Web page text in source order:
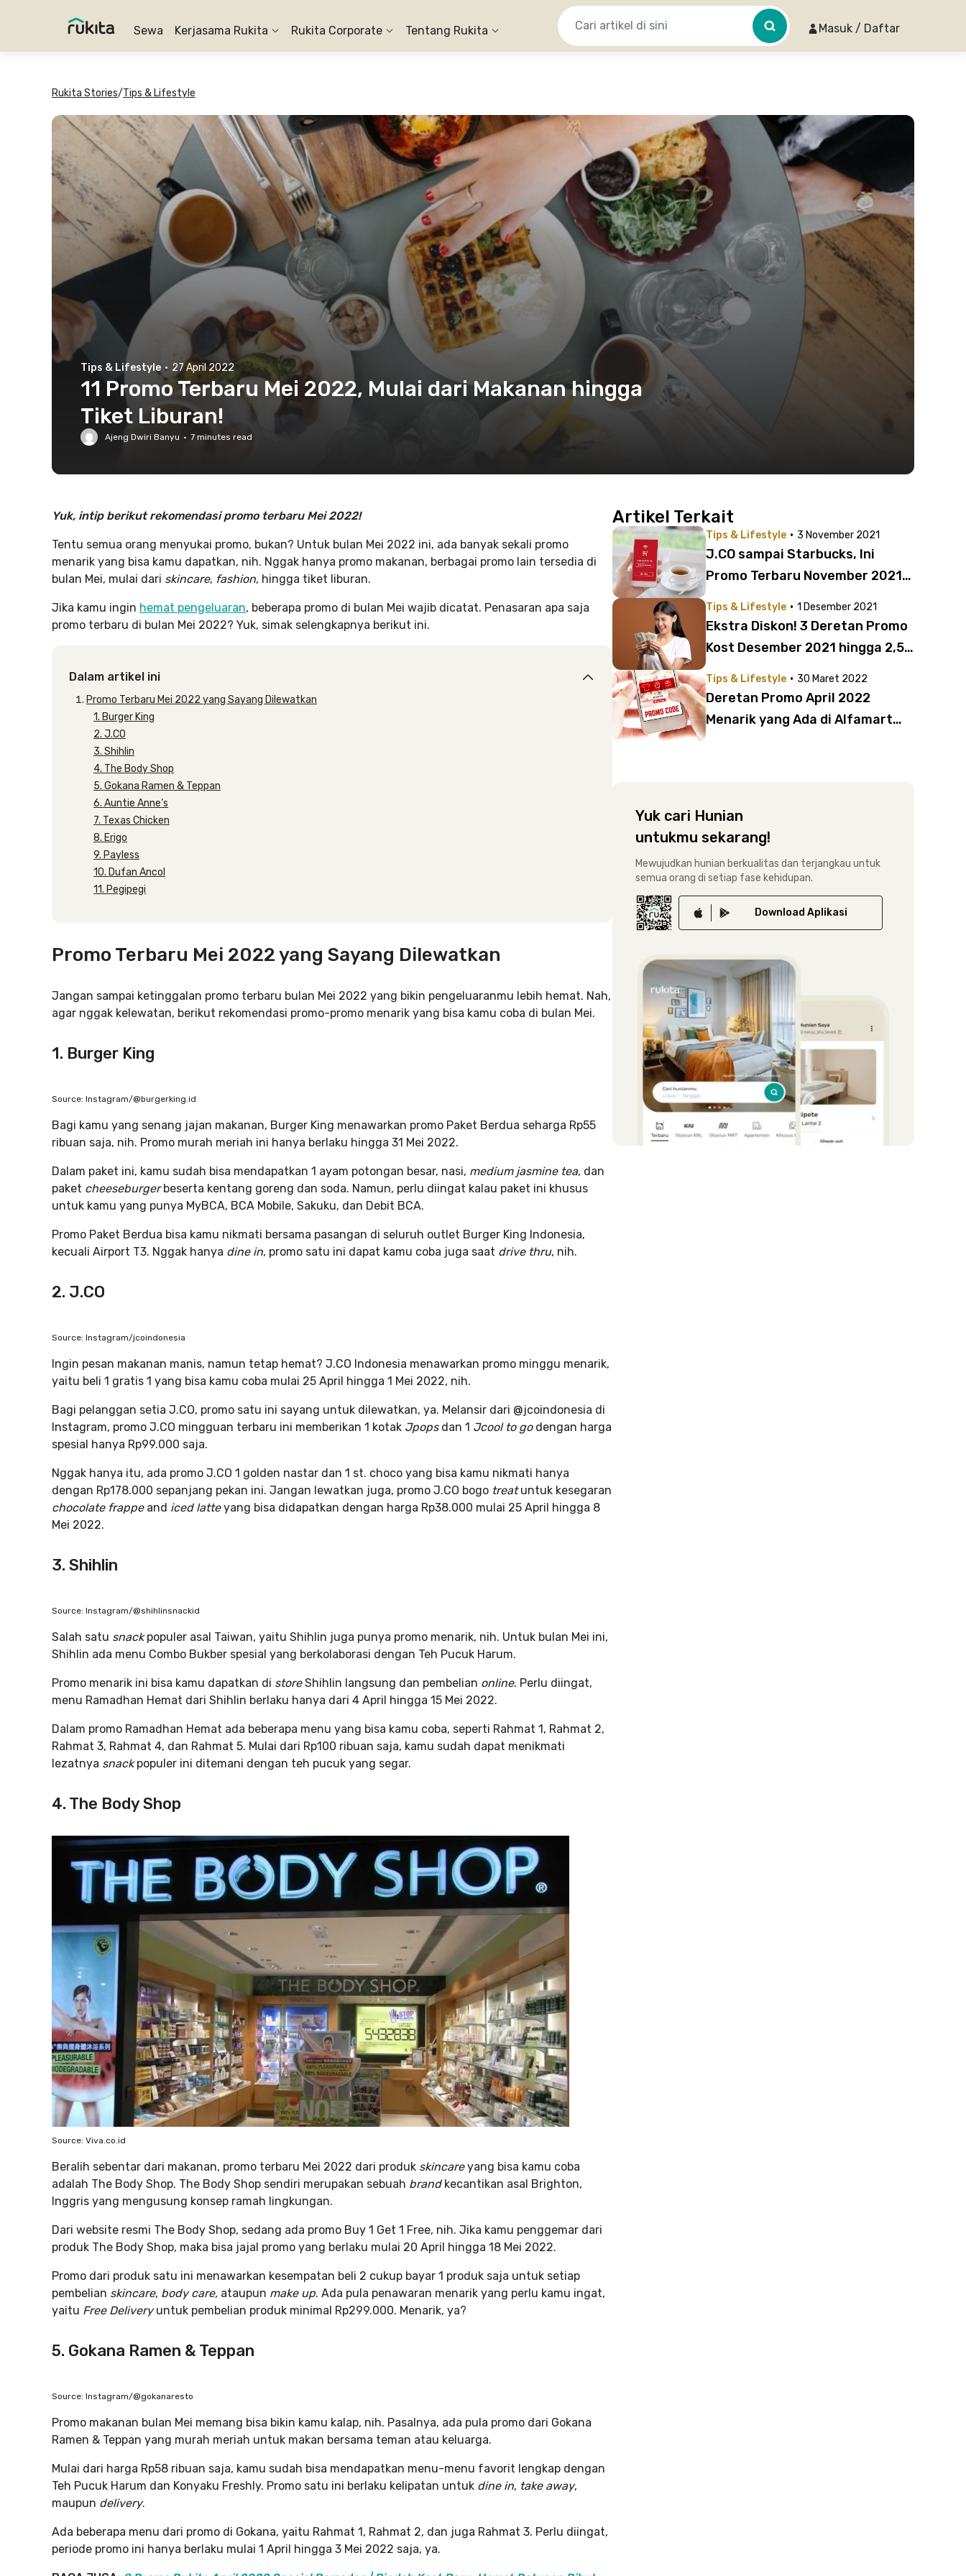
Sewa Kerjasama Rukita Rukita Corporate Tentang Rukita Masuk / Daftar
Rukita Stories/Tips & Lifestyle
Tips & Lifestyle · 27 April 2022
11 Promo Terbaru Mei 2022, Mulai dari Makanan hingga
Tiket Liburan!
Ajeng Dwiri Banyu · 7 minutes read
Yuk, intip berikut rekomendasi promo terbaru Mei 2022!
Tentu semua orang menyukai promo, bukan? Untuk bulan Mei 2022 ini, ada banyak sekali promo
menarik yang bisa kamu dapatkan, nih. Nggak hanya promo makanan, berbagai promo lain tersedia di
bulan Mei, mulai dari skincare, fashion, hingga tiket liburan.
Jika kamu ingin hemat pengeluaran, beberapa promo di bulan Mei wajib dicatat. Penasaran apa saja
promo terbaru di bulan Mei 2022? Yuk, simak selengkapnya berikut ini.
Dalam artikel ini
Promo Terbaru Mei 2022 yang Sayang Dilewatkan
1. Burger King
2. J.CO
3. Shihlin
4. The Body Shop
5. Gokana Ramen & Teppan
6. Auntie Anne’s
7. Texas Chicken
8. Erigo
9. Payless
10. Dufan Ancol
11. Pegipegi
Promo Terbaru Mei 2022 yang Sayang Dilewatkan
Jangan sampai ketinggalan promo terbaru bulan Mei 2022 yang bikin pengeluaranmu lebih hemat. Nah,
agar nggak kelewatan, berikut rekomendasi promo-promo menarik yang bisa kamu coba di bulan Mei.
1. Burger King
Source: Instagram/@burgerking.id
Bagi kamu yang senang jajan makanan, Burger King menawarkan promo Paket Berdua seharga Rp55
ribuan saja, nih. Promo murah meriah ini hanya berlaku hingga 31 Mei 2022.
Dalam paket ini, kamu sudah bisa mendapatkan 1 ayam potongan besar, nasi, medium jasmine tea, dan
paket cheeseburgerbeserta kentang goreng dan soda. Namun, perlu diingat kalau paket ini khusus
untuk kamu yang punya MyBCA, BCA Mobile, Sakuku, dan Debit BCA.
Promo Paket Berdua bisa kamu nikmati bersama pasangan di seluruh outlet Burger King Indonesia,
kecuali Airport T3. Nggak hanya dine in, promo satu ini dapat kamu coba juga saat drive thru, nih.
2. J.CO
Source: Instagram/jcoindonesia
Ingin pesan makanan manis, namun tetap hemat? J.CO Indonesia menawarkan promo minggu menarik,
yaitu beli 1 gratis 1 yang bisa kamu coba mulai 25 April hingga 1 Mei 2022, nih.
Bagi pelanggan setia J.CO, promo satu ini sayang untuk dilewatkan, ya. Melansir dari @jcoindonesia di
Instagram, promo J.CO mingguan terbaru ini memberikan 1 kotak Jpops dan 1 Jcool to godengan harga
spesial hanya Rp99.000 saja.
Nggak hanya itu, ada promo J.CO 1 golden nastar dan 1 st. choco yang bisa kamu nikmati hanya
dengan Rp178.000 sepanjang pekan ini. Jangan lewatkan juga, promo J.CO bogo treatuntuk kesegaran
chocolate frappeand iced latteyang bisa didapatkan dengan harga Rp38.000 mulai 25 April hingga 8
Mei 2022.
3. Shihlin
Source: Instagram/@shihlinsnackid
Salah satu snackpopuler asal Taiwan, yaitu Shihlin juga punya promo menarik, nih. Untuk bulan Mei ini,
Shihlin ada menu Combo Bukber spesial yang berkolaborasi dengan Teh Pucuk Harum.
Promo menarik ini bisa kamu dapatkan di storeShihlin langsung dan pembelian online. Perlu diingat,
menu Ramadhan Hemat dari Shihlin berlaku hanya dari 4 April hingga 15 Mei 2022.
Dalam promo Ramadhan Hemat ada beberapa menu yang bisa kamu coba, seperti Rahmat 1, Rahmat 2,
Rahmat 3, Rahmat 4, dan Rahmat 5. Mulai dari Rp100 ribuan saja, kamu sudah dapat menikmati
lezatnya snackpopuler ini ditemani dengan teh pucuk yang segar.
4. The Body Shop
Source: Viva.co.id
Beralih sebentar dari makanan, promo terbaru Mei 2022 dari produk skincareyang bisa kamu coba
adalah The Body Shop. The Body Shop sendiri merupakan sebuah brand kecantikan asal Brighton,
Inggris yang mengusung konsep ramah lingkungan.
Dari website resmi The Body Shop, sedang ada promo Buy 1 Get 1 Free, nih. Jika kamu penggemar dari
produk The Body Shop, maka bisa jajal promo yang berlaku mulai 20 April hingga 18 Mei 2022.
Promo dari produk satu ini menawarkan kesempatan beli 2 cukup bayar 1 produk saja untuk setiap
pembelian skincare, body care, ataupun make up. Ada pula penawaran menarik yang perlu kamu ingat,
yaitu Free Deliveryuntuk pembelian produk minimal Rp299.000. Menarik, ya?
5. Gokana Ramen & Teppan
Source: Instagram/@gokanaresto
Promo makanan bulan Mei memang bisa bikin kamu kalap, nih. Pasalnya, ada pula promo dari Gokana
Ramen & Teppan yang murah meriah untuk makan bersama teman atau keluarga.
Mulai dari harga Rp58 ribuan saja, kamu sudah bisa mendapatkan menu-menu favorit lengkap dengan
Teh Pucuk Harum dan Konyaku Freshly. Promo satu ini berlaku kelipatan untuk dine in, take away,
maupun delivery.
Ada beberapa menu dari promo di Gokana, yaitu Rahmat 1, Rahmat 2, dan juga Rahmat 3. Perlu diingat,
periode promo ini hanya berlaku mulai 1 April hingga 3 Mei 2022 saja, ya.
Artikel Terkait
Tips & Lifestyle · 3 November 2021
J.CO sampai Starbucks, Ini
Promo Terbaru November 2021
Kost
Tips & Lifestyle · 1 Desember 2021
Ekstra Diskon! 3 Deretan Promo
Kost Desember 2021 hingga 2,5
Tips & Lifestyle · 30 Maret 2022
Deretan Promo April 2022
Menarik yang Ada di Alfamart
Yuk cari Hunian
untukmu sekarang!
Mewujudkan hunian berkualitas dan terjangkau untuk
semua orang di setiap fase kehidupan.
Download Aplikasi